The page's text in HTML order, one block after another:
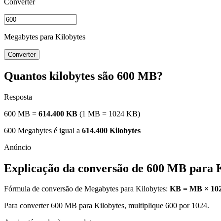
Megabytes para Kilobytes
Converter
Quantos kilobytes são 600 MB?
Resposta
600 MB = 614.400 KB (1 MB = 1024 KB)
600 Megabytes é igual a 614.400 Kilobytes
Explicação da conversão de 600 MB para
Fórmula de conversão de Megabytes para Kilobytes: KB = MB ×
Para converter 600 MB para Kilobytes, multiplique 600 por 1024.